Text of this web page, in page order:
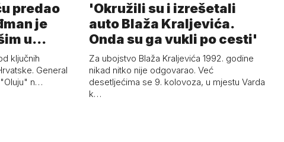
predao
je
u
ključnih
General
n…
'Okružili su i izrešetali
auto Blaža Kraljevića.
Onda su ga vukli po cesti'
Za ubojstvo Blaža Kraljevića 1992. godine
nikad nitko nije odgovarao. Već
desetljećima se 9. kolovoza, u mjestu Varda
k…